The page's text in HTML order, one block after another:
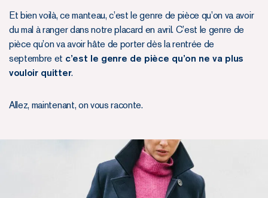
Et bien voilà, ce manteau, c’est le genre de pièce qu’on va avoir
du mal à ranger dans notre placard en avril. C’est le genre de
pièce qu’on va avoir hâte de porter dès la rentrée de
septembre et c’est le genre de pièce qu’on ne va plus
vouloir quitter.
Allez, maintenant, on vous raconte.